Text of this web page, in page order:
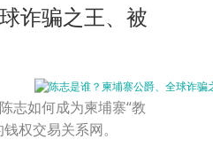
诈骗之王、被
志如何成为柬埔寨“教
权交易关系网。